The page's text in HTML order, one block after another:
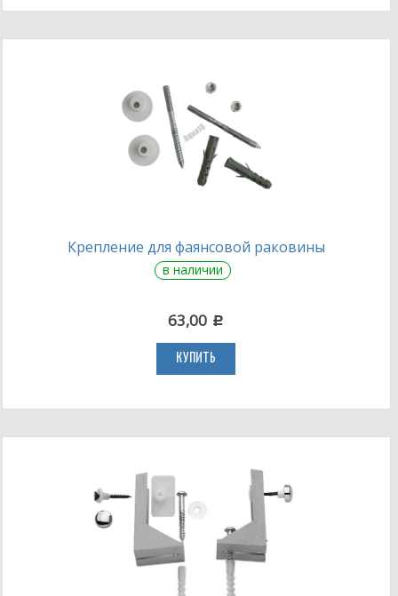
Крепление для фаянсовой раковины
в наличии
63,00 c
КУПИТЬ